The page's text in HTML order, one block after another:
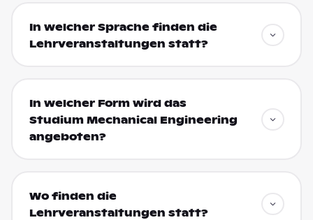
In welcher Sprache finden die
Lehrveranstaltungen statt?
In welcher Form wird das
Studium Mechanical Engineering
angeboten?
Wo finden die
Lehrveranstaltungen statt?